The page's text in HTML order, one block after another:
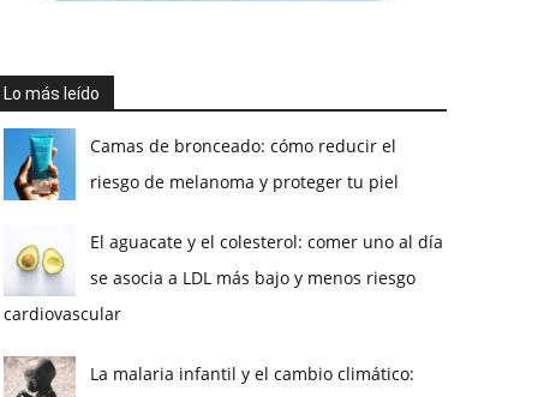
Lo más leído
Camas de bronceado: cómo reducir el
riesgo de melanoma y proteger tu piel
El aguacate y el colesterol: comer uno al día
se asocia a LDL más bajo y menos riesgo
cardiovascular
La malaria infantil y el cambio climático: